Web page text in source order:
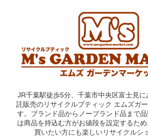
JR千葉駅徒歩5分、千葉市中央区富士見
託販売のリサイクルブティック エムズガ
す。ブランド品からノーブランド品まで
は商品を持込む方がお値段を設定するた
買いたい方にも楽しいリサイクルシ